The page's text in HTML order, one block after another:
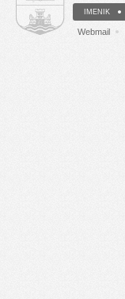
IMENIK
Webmail